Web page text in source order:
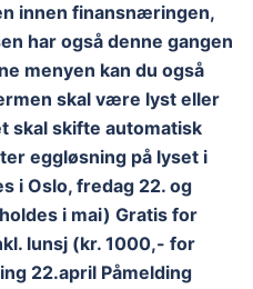
innen finansnæringen,
har også denne gangen
menyen kan du også
skal være lyst eller
skal skifte automatisk
eggløsning på lyset i
i Oslo, fredag 22. og
i mai) Gratis for
lunsj (kr. 1000,- for
22.april Påmelding